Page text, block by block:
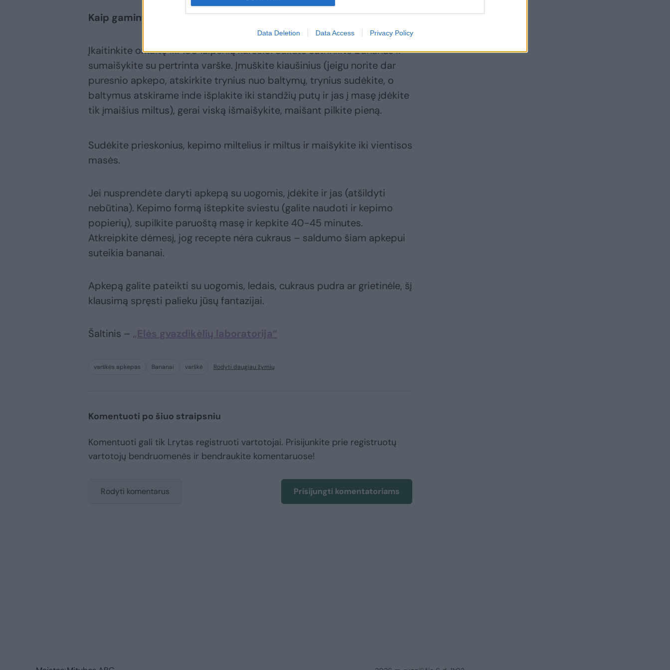
Data Deletion Data Access Privacy Policy
Kaip gaminti
Įkaitinkite orkaitę iki 180 laipsnių karščio. Šakute sutrinkite bananus ir
sumaišykite su pertrinta varške. Įmuškite kiaušinius (jeigu norite dar
puresnio apkepo, atskirkite trynius nuo baltymų, trynius sudėkite, o
baltymus atskirame inde išplakite iki standžių putų ir jas į masę įdėkite
tik įmaišius miltus), gerai viską išmaišykite, maišant pilkite pieną.
Sudėkite prieskonius, kepimo miltelius ir miltus ir maišykite iki vientisos
masės.
Jei nusprendėte daryti apkepą su uogomis, įdėkite ir jas (atšildyti
nebūtina). Kepimo formą ištepkite sviestu (galite naudoti ir kepimo
popierių), supilkite paruoštą masę ir kepkite 40-45 minutes.
Atkreipkite dėmesį, jog recepte nėra cukraus – saldumo šiam apkepui
suteikia bananai.
Apkepą galite pateikti su uogomis, ledais, cukraus pudra ar grietinėle, šį
klausimą spręsti palieku jūsų fantazijai.
Šaltinis – „Elės gvazdikėlių laboratorija“
varškės apkepas Bananai varškė Rodyti daugiau žymių
Komentuoti po šiuo straipsniu
Komentuoti gali tik Lrytas registruoti vartotojai. Prisijunkite prie registruotų
vartotojų bendruomenės ir bendraukite komentaruose!
Rodyti komentarus Prisijungti komentatoriams